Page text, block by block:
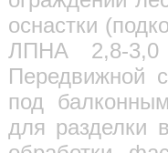
оснастки
ЛПНА 2,8-
Передвижной
под
для разделки